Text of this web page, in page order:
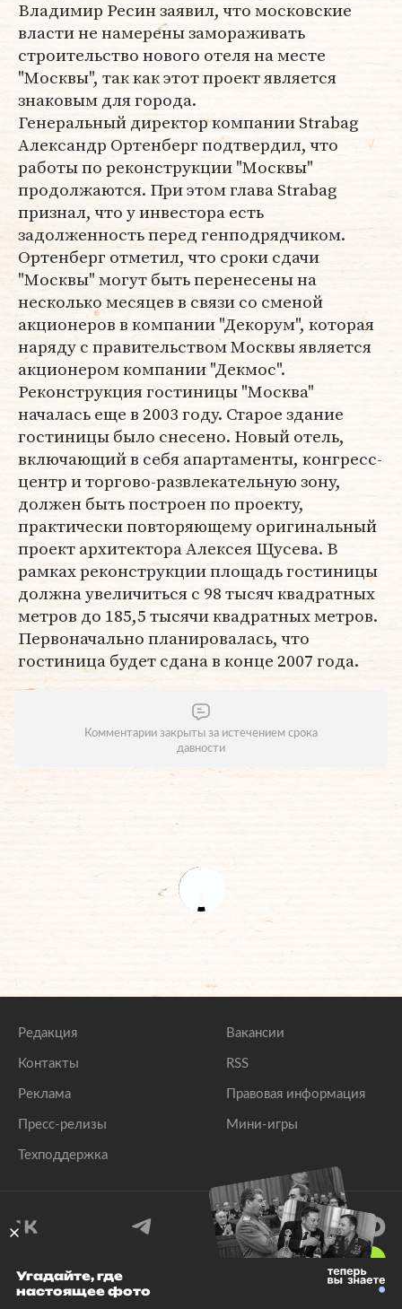
Владимир Ресин заявил, что московские
власти не намерены замораживать
строительство нового отеля на месте
"Москвы", так как этот проект является
знаковым для города.
Генеральный директор компании Strabag
Александр Ортенберг подтвердил, что
работы по реконструкции "Москвы"
продолжаются. При этом глава Strabag
признал, что у инвестора есть
задолженность перед генподрядчиком.
Ортенберг отметил, что сроки сдачи
"Москвы" могут быть перенесены на
несколько месяцев в связи со сменой
акционеров в компании "Декорум", которая
наряду с правительством Москвы является
акционером компании "Декмос".
Реконструкция гостиницы "Москва"
началась еще в 2003 году. Старое здание
гостиницы было снесено. Новый отель,
включающий в себя апартаменты, конгресс-
центр и торгово-развлекательную зону,
должен быть построен по проекту,
практически повторяющему оригинальный
проект архитектора Алексея Щусева. В
рамках реконструкции площадь гостиницы
должна увеличиться с 98 тысяч квадратных
метров до 185,5 тысячи квадратных метров.
Первоначально планировалась, что
гостиница будет сдана в конце 2007 года.
Комментарии закрыты за истечением срока
давности
Редакция
Контакты
Реклама
Пресс-релизы
Техподдержка
Вакансии
RSS
Правовая информация
Мини-игры
© 1999–2026 Все права защищены.
Угадайте, где
настоящее фото